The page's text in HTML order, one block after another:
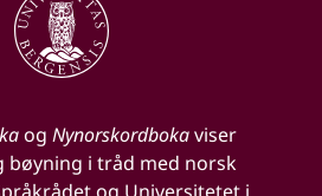
og Nynorskordbokaviser
bøyning i tråd med norsk